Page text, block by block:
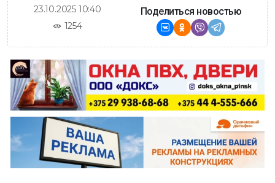
23.10.2025 10:40
1254
Поделиться новостью